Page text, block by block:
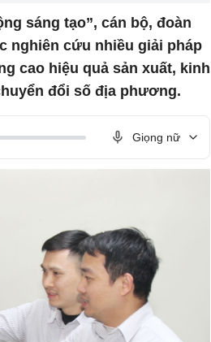
sáng tạo”, cán bộ, đoàn
nghiên cứu nhiều giải pháp
cao hiệu quả sản xuất, kinh
đổi số địa phương.
Giọng nữ